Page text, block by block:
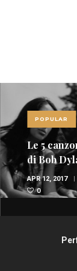
POPULAR
Le 5
di Bob
APR 12, 2017
0